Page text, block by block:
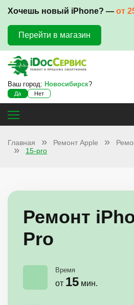
Хочешь новый iPhone? — от
Перейти в магазин
Ваш город: Новосибирск?
Да Нет
Главная Ремонт Apple
15-pro
Ремонт
Pro
Время
от 15 мин.